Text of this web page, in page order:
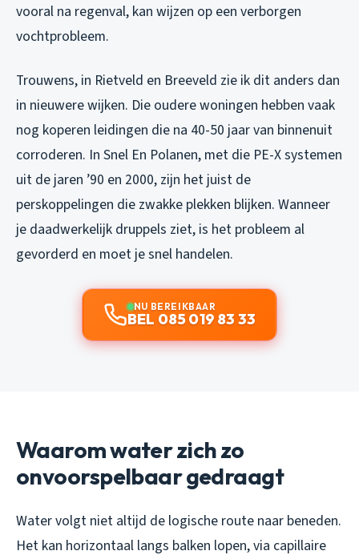
vooral na regenval, kan wijzen op een verborgen
vochtprobleem.
Trouwens, in Rietveld en Breeveld zie ik dit anders dan
in nieuwere wijken. Die oudere woningen hebben vaak
nog koperen leidingen die na 40-50 jaar van binnenuit
corroderen. In Snel En Polanen, met die PE-X systemen
uit de jaren ’90 en 2000, zijn het juist de
perskoppelingen die zwakke plekken blijken. Wanneer
je daadwerkelijk druppels ziet, is het probleem al
gevorderd en moet je snel handelen.
NU BEREIKBAAR
BEL 085 019 83 33
Waarom water zich zo
onvoorspelbaar gedraagt
Water volgt niet altijd de logische route naar beneden.
Het kan horizontaal langs balken lopen, via capillaire